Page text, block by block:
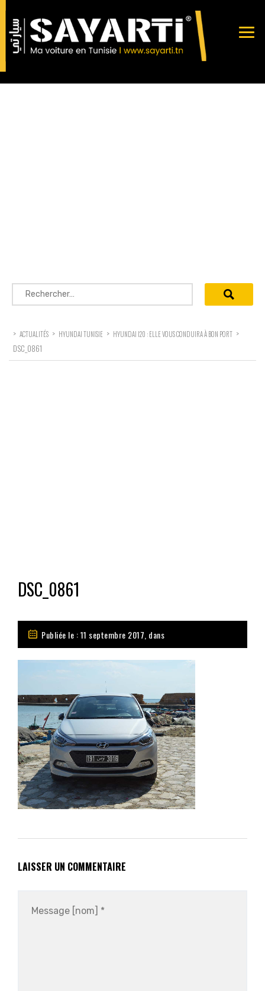
Rechercher :
> ACTUALITÉS > HYUNDAI TUNISIE > HYUNDAI I20 : ELLE VOUS CONDUIRA À BON PORT >
DSC_0861
DSC_0861
Publiée le : 11 septembre 2017, dans
LAISSER UN COMMENTAIRE